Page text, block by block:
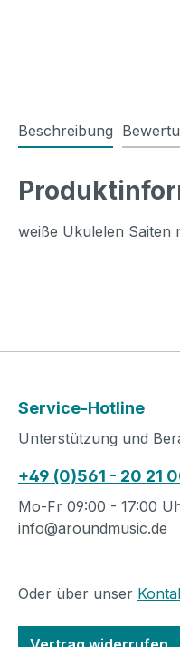
Beschreibung
weiße Ukulelen Saiten
Service-Hotline
Unterstützung und
+49 (0)561 - 20 21
Mo-Fr 09:00 - 17:00
info@aroundmusic.de
Oder über unser